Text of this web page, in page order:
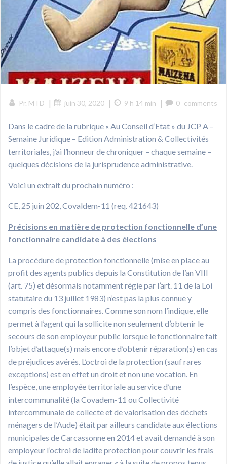
Pr. MTD | juin 30, 2020 | 9 h 14 min | 0 comments
Dans le cadre de la rubrique « Au Conseil d’Etat » du JCP A –
Semaine Juridique – Edition Administration & Collectivités
territoriales, j’ai l’honneur de chroniquer – chaque semaine –
quelques décisions de la jurisprudence administrative.
Voici un extrait du prochain numéro :
CE, 25 juin 202, Covaldem-11 (req. 421643)
Précisions en matière de protection fonctionnelle d’une
fonctionnaire candidate à des élections
La procédure de protection fonctionnelle (mise en place au
profit des agents publics depuis la Constitution de l’an VIII
(art. 75) et désormais notamment régie par l’art. 11 de la Loi
statutaire du 13 juillet 1983) n’est pas la plus connue y
compris des fonctionnaires. Comme son nom l’indique, elle
permet à l’agent qui la sollicite non seulement d’obtenir le
secours de son employeur public lorsque le fonctionnaire fait
l’objet d’attaque(s) mais encore d’obtenir réparation(s) en cas
de préjudices avérés. L’octroi de la protection (sauf rares
exceptions) est en effet un droit et non une vocation. En
l’espèce, une employée territoriale au service d’une
intercommunalité (la Covadem-11 ou Collectivité
intercommunale de collecte et de valorisation des déchets
ménagers de l’Aude) était par ailleurs candidate aux élections
municipales de Carcassonne en 2014 et avait demandé à son
employeur l’octroi de ladite protection pour couvrir les frais